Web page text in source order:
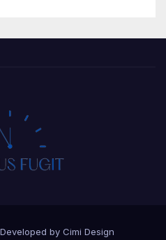
Developed by Cimi Design